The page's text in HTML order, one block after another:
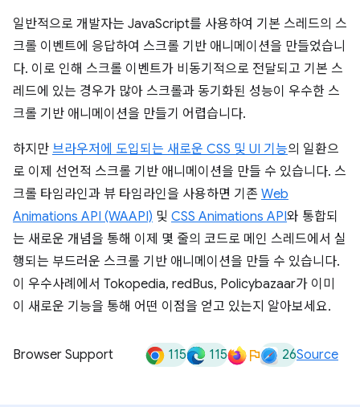
일반적으로 개발자는 JavaScript를 사용하여 기본 스레드의 스
크롤 이벤트에 응답하여 스크롤 기반 애니메이션을 만들었습니
다. 이로 인해 스크롤 이벤트가 비동기적으로 전달되고 기본 스
레드에 있는 경우가 많아 스크롤과 동기화된 성능이 우수한 스
크롤 기반 애니메이션을 만들기 어렵습니다.
하지만 브라우저에 도입되는 새로운 CSS 및 UI 기능의 일환으
로 이제 선언적 스크롤 기반 애니메이션을 만들 수 있습니다. 스
크롤 타임라인과 뷰 타임라인을 사용하면 기존 Web
Animations API (WAAPI) 및 CSS Animations API와 통합되
는 새로운 개념을 통해 이제 몇 줄의 코드로 메인 스레드에서 실
행되는 부드러운 스크롤 기반 애니메이션을 만들 수 있습니다.
이 우수사례에서 Tokopedia, redBus, Policybazaar가 이미
이 새로운 기능을 통해 어떤 이점을 얻고 있는지 알아보세요.
Browser Support 115 115 26Source